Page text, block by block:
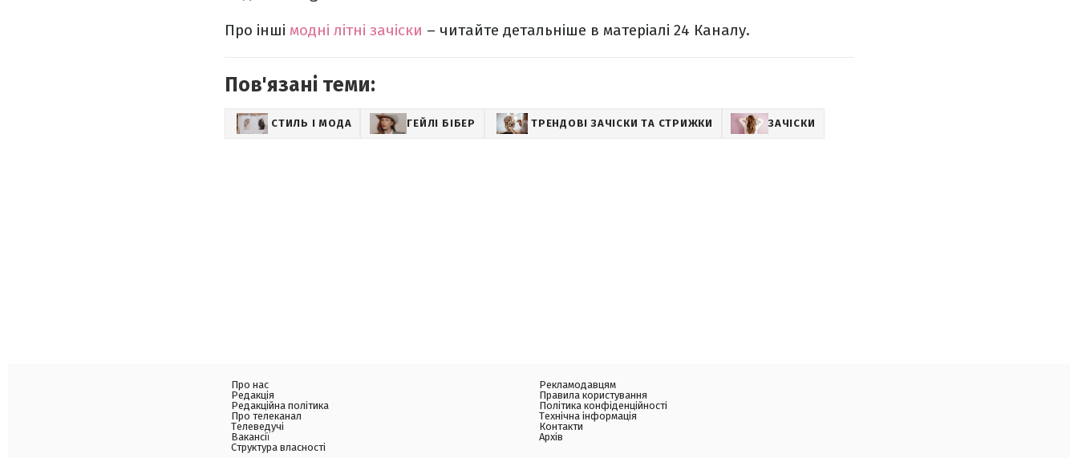
Про інші модні літні зачіски – читайте детальніше в матеріалі 24 Каналу.
Пов'язані теми:
СТИЛЬ І МОДА ГЕЙЛІ БІБЕР ТРЕНДОВІ ЗАЧІСКИ ТА СТРИЖКИ ЗАЧІСКИ
Про нас
Редакція
Редакційна політика
Про телеканал
Телеведучі
Вакансії
Структура власності
Рекламодавцям
Правила користування
Політика конфіденційності
Технічна інформація
Контакти
Архів